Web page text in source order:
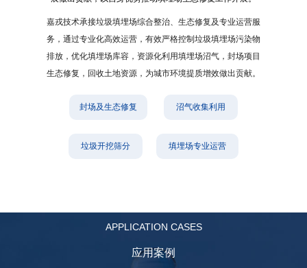
嘉戎技术承接垃圾填埋场综合整治、生态修复及专业运营服
务，通过专业化高效运营，有效严格控制垃圾填埋场污染物
排放，优化填埋场库容，资源化利用填埋场沼气，封场项目
生态修复，回收土地资源，为城市环境提质增效做出贡献。
封场及生态修复 沼气收集利用
垃圾开挖筛分 填埋场专业运营
APPLICATION CASES
应用案例